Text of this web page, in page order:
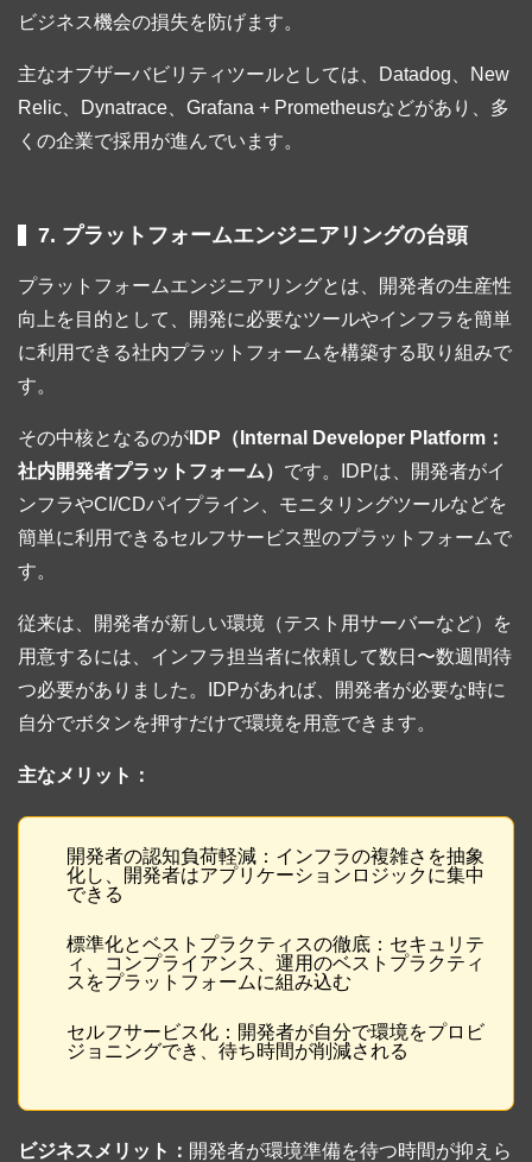
ビジネス機会の損失を防げます。
主なオブザーバビリティツールとしては、Datadog、New
Relic、Dynatrace、Grafana + Prometheusなどがあり、多
くの企業で採用が進んでいます。
7. プラットフォームエンジニアリングの台頭
プラットフォームエンジニアリングとは、開発者の生産性
向上を目的として、開発に必要なツールやインフラを簡単
に利用できる社内プラットフォームを構築する取り組みで
す。
その中核となるのが IDP（Internal Developer Platform：
社内開発者プラットフォーム） です。IDPは、開発者がイ
ンフラやCI/CDパイプライン、モニタリングツールなどを
簡単に利用できるセルフサービス型のプラットフォームで
す。
従来は、開発者が新しい環境（テスト用サーバーなど）を
用意するには、インフラ担当者に依頼して数日〜数週間待
つ必要がありました。IDPがあれば、開発者が必要な時に
自分でボタンを押すだけで環境を用意できます。
主なメリット：
開発者の認知負荷軽減：インフラの複雑さを抽象
化し、開発者はアプリケーションロジックに集中
できる
標準化とベストプラクティスの徹底：セキュリテ
ィ、コンプライアンス、運用のベストプラクティ
スをプラットフォームに組み込む
セルフサービス化：開発者が自分で環境をプロビ
ジョニングでき、待ち時間が削減される
ビジネスメリット： 開発者が環境準備を待つ時間が抑えら